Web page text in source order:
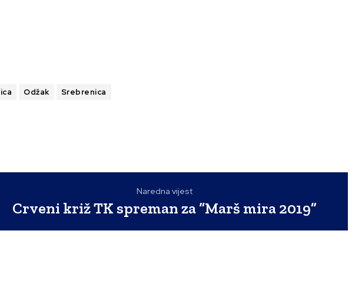
Odžak Srebrenica
Naredna vijest
Crveni križ TK spreman za “Marš mira 2019”